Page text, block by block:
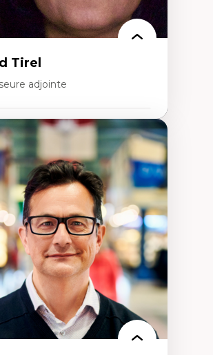
Tirel
adjointe
de l’enseignement, de la
des institutions administratives
épistémologique et
culturelles
ensemble
sexisme
non oppressives